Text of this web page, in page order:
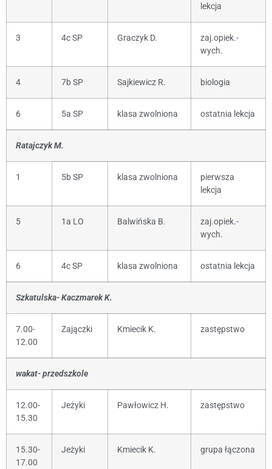
lekcja
3 4c SP Graczyk D.
zaj.opiek.-
wych.
4 7b SP Sajkiewicz R. biologia
6 5a SP klasa zwolniona ostatnia lekcja
Ratajczyk M.
1 5b SP klasa zwolniona
pierwsza
lekcja
5 1a LO Balwińska B.
zaj.opiek.-
wych.
6 4c SP klasa zwolniona ostatnia lekcja
Szkatulska- Kaczmarek K.
7.00-
12.00
Zajączki Kmiecik K. zastępstwo
wakat- przedszkole
12.00-
15.30
Jeżyki Pawłowicz H. zastępstwo
15.30-
17.00
Jeżyki Kmiecik K. grupa łączona